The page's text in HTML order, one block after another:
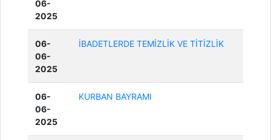
06-
2025
06-
06-
2025
İBADETLERDE TEMİZLİK VE TİTİZLİK
06-
06-
2025
KURBAN BAYRAMI